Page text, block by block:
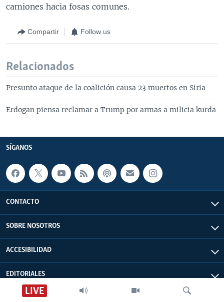
LIVE
camiones hacia fosas comunes.
Compartir Follow us
Relacionados
Presunto ataque de la coalición causa 23 muertos en Siria
Erdogan piensa reclamar a Trump por armas a milicia kurda
SÍGANOS
CONTACTO
SOBRE NOSOTROS
ACCESIBILIDAD
EDITORIALES